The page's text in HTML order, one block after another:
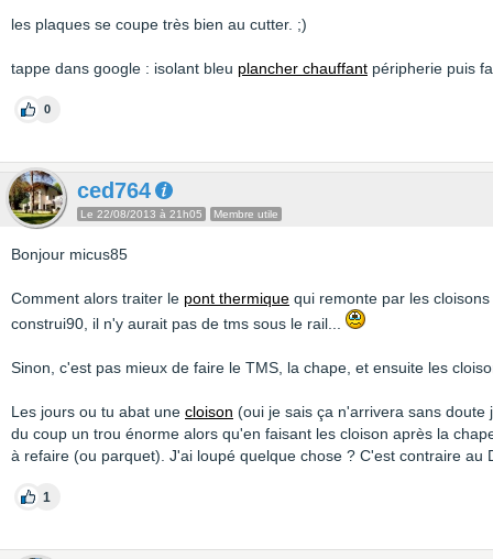
les plaques se coupe très bien au cutter. ;)
tappe dans google : isolant bleu plancher chauffant péripherie puis
0
ced764
Le 22/08/2013 à 21h05 Membre utile
Bonjour micus85
Comment alors traiter le pont thermique qui remonte par les
construi90, il n'y aurait pas de tms sous le rail...
Sinon, c'est pas mieux de faire le TMS, la chape, et ensuite les
Les jours ou tu abat une cloison (oui je sais ça n'arrivera sans
du coup un trou énorme alors qu'en faisant les cloison après la
à refaire (ou parquet). J'ai loupé quelque chose ? C'est contraire au
1